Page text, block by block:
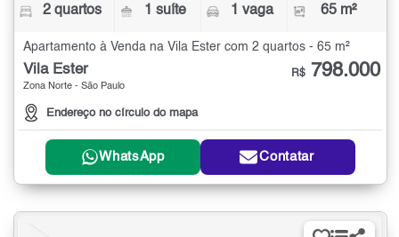
2 quartos 1 suíte 1 vaga 65 m²
Apartamento à Venda na Vila Ester com 2 quartos - 65 m²
Vila Ester
Zona Norte - São Paulo
Endereço no círculo do mapa
R$ 798.000
WhatsApp Contatar